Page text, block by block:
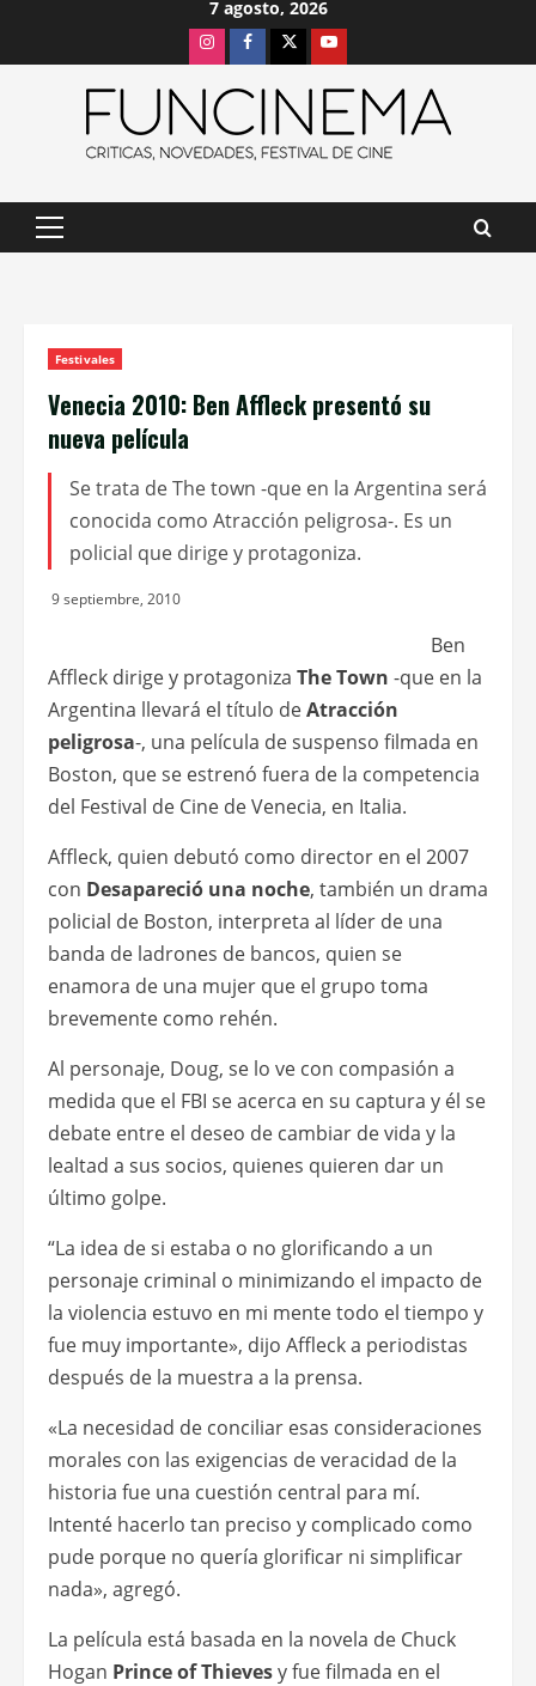
7 agosto, 2026
InstagramFacebook
X Youtube
Menú
Festivales
Venecia 2010: Ben Affleck presentó su
nueva película
Se trata de The town -que en la Argentina será
conocida como Atracción peligrosa-. Es un
policial que dirige y protagoniza.
9 septiembre, 2010
Ben
Affleck dirige y protagoniza The Town -que en la
Argentina llevará el título deAtracción
peligrosa-, una película de suspenso filmada en
Boston, que se estrenó fuera de la competencia
del Festival de Cine de Venecia, en Italia.
Affleck, quien debutó como director en el 2007
con Desapareció una noche, también un drama
policial de Boston, interpreta al líder de una
banda de ladrones de bancos, quien se
enamora de una mujer que el grupo toma
brevemente como rehén.
Al personaje, Doug, se lo ve con compasión a
medida que el FBI se acerca en su captura y él se
debate entre el deseo de cambiar de vida y la
lealtad a sus socios, quienes quieren dar un
último golpe.
“La idea de si estaba o no glorificando a un
personaje criminal o minimizando el impacto de
la violencia estuvo en mi mente todo el tiempo y
fue muy importante», dijo Affleck a periodistas
después de la muestra a la prensa.
«La necesidad de conciliar esas consideraciones
morales con las exigencias de veracidad de la
historia fue una cuestión central para mí.
Intenté hacerlo tan preciso y complicado como
pude porque no quería glorificar ni simplificar
nada», agregó.
La película está basada en la novela de Chuck
Hogan Prince of Thievesy fue filmada en el